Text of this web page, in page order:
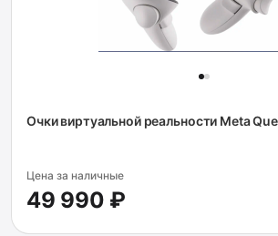
Очки виртуальной реальности Meta
Цена за наличные
49 990 ₽